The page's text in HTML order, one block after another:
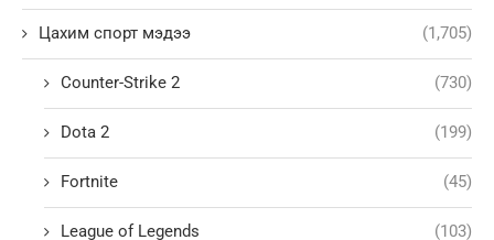
Цахим спорт мэдээ (1,705)
Counter-Strike 2 (730)
Dota 2 (199)
Fortnite (45)
League of Legends (103)